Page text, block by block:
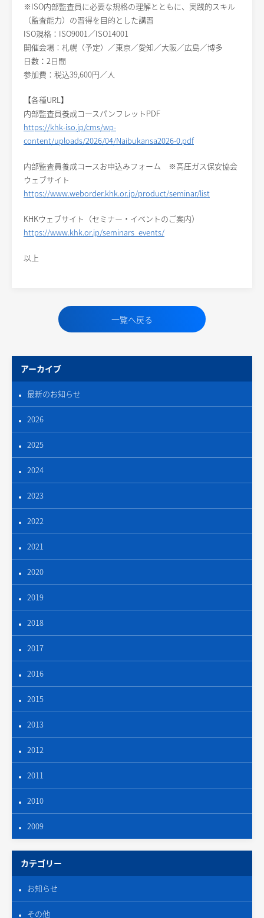
※ISO内部監査員に必要な規格の理解とともに、実践的スキル
（監査能力）の習得を目的とした講習
ISO規格：ISO9001／ISO14001
開催会場：札幌（予定）／東京／愛知／大阪／広島／博多
日数：2日間
参加費：税込39,600円／人
【各種URL】
内部監査員養成コースパンフレットPDF
https://khk-iso.jp/cms/wp-
content/uploads/2026/04/Naibukansa2026-0.pdf
内部監査員養成コースお申込みフォーム ※高圧ガス保安協会
ウェブサイト
https://www.weborder.khk.or.jp/product/seminar/list
KHKウェブサイト（セミナー・イベントのご案内）
https://www.khk.or.jp/seminars_events/
以上
一覧へ戻る
アーカイブ
最新のお知らせ
2026
2025
2024
2023
2022
2021
2020
2019
2018
2017
2016
2015
2013
2012
2011
2010
2009
カテゴリー
お知らせ
その他